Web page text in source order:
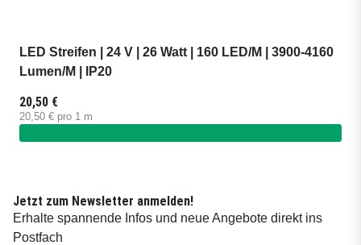
LED Streifen | 24 V | 26 Watt | 160 LED/M | 3900-4160
Lumen/M | IP20
20,50 €
20,50 € pro 1 m
Jetzt zum Newsletter anmelden!
Erhalte spannende Infos und neue Angebote direkt ins
Postfach